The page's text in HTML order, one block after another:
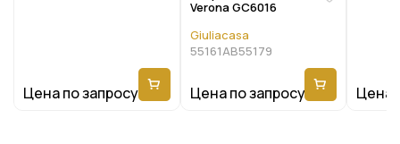
Цена по запросу
Verona GC6016
Giuliacasa
55161AB55179
Цена по запросу Цена